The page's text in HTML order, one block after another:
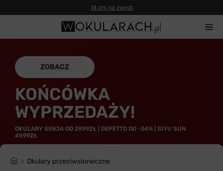
14 dni na zwrot
ZOBACZ
KOŃCÓWKA
WYPRZEDAŻY!
OKULARY SENJA OD 29,99ZŁ | GEPETTO DO -54% | SIYU SUN
49,99ZŁ
Okulary przeciwsłoneczne